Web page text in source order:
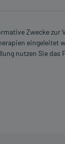
Zwecke zur
eingeleitet
nutzen Sie das